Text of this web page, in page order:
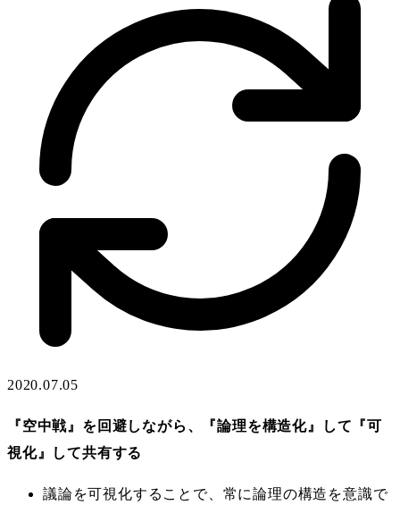
2020.07.05
『空中戦』を回避しながら、『論理を構造化』して『可
視化』して共有する
議論を可視化することで、常に論理の構造を意識で